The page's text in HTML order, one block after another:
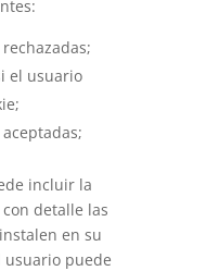
el usuario
incluir la
detalle las
en su
usuario puede